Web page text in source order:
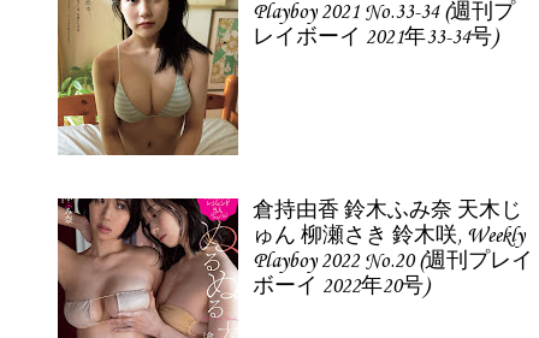
Playboy 2021 No.33-34 (週刊プ
レイボーイ 2021年33-34号)
倉持由香 鈴木ふみ奈 天木じ
ゅん 柳瀬さき 鈴木咲, Weekly
Playboy 2022 No.20 (週刊プレイ
ボーイ 2022年20号)